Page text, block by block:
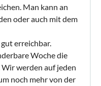
Man kann an
oder auch mit dem
erreichbar.
Woche die
werden auf jeden
noch mehr von der